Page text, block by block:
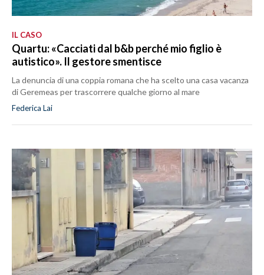
IL CASO
Quartu: «Cacciati dal b&b perché mio figlio è
autistico». Il gestore smentisce
La denuncia di una coppia romana che ha scelto una casa vacanza
di Geremeas per trascorrere qualche giorno al mare
Federica Lai